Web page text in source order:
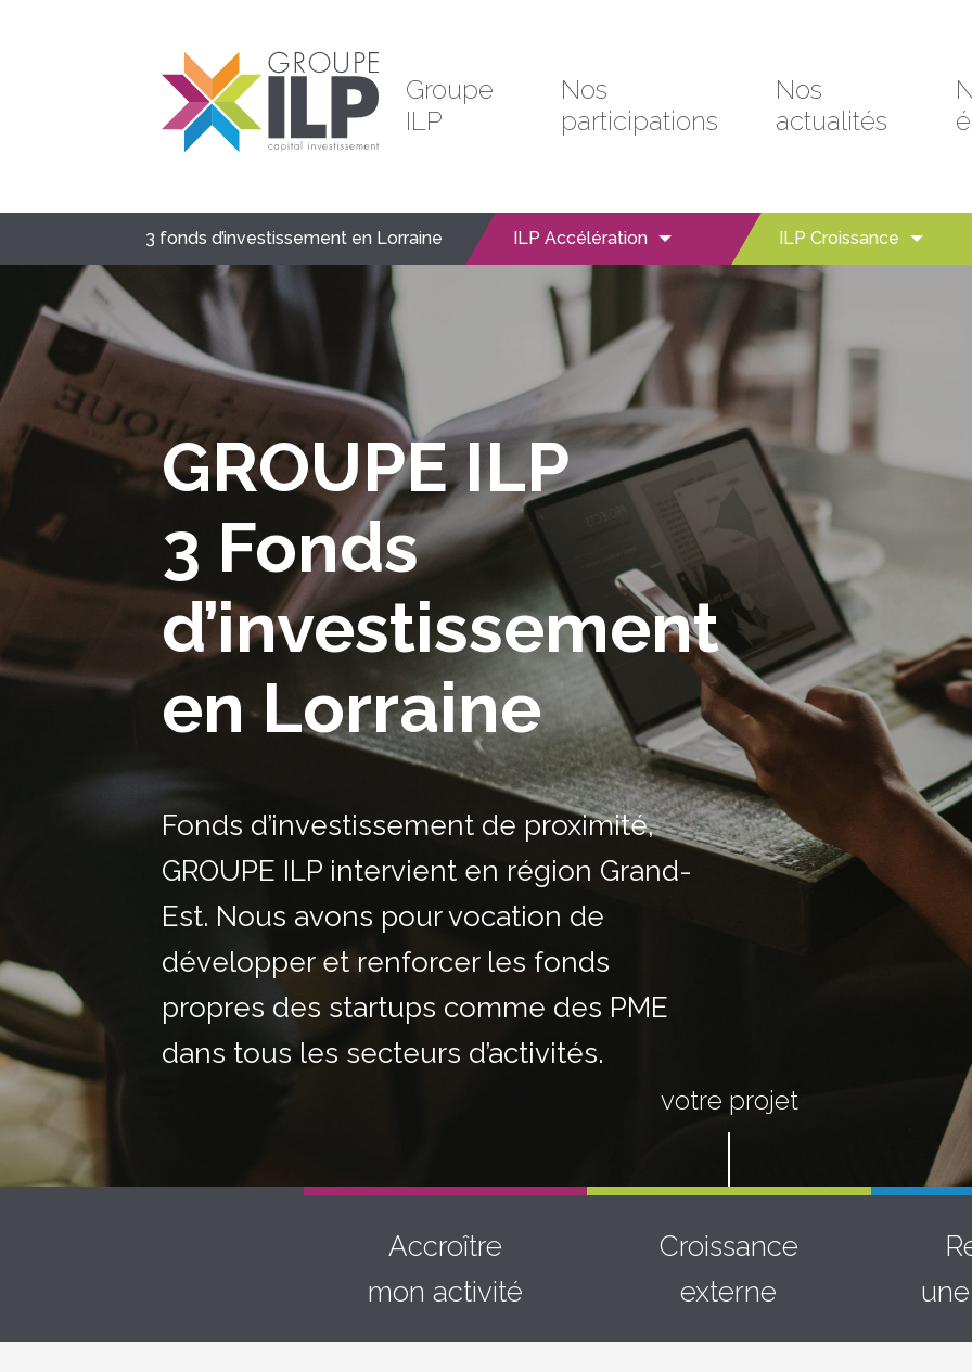
Groupe
ILP
Nos
participations
Nos
actualités
3 fonds d’investissement en Lorraine ILP Accélération ILP Croissance
GROUPE ILP
3 Fonds
d’investissement
en Lorraine
Fonds d’investissement de proximité,
GROUPE ILP intervient en région Grand-
Est. Nous avons pour vocation de
développer et renforcer les fonds
propres des startups comme des PME
dans tous les secteurs d’activités.
votre projet
Accroître
mon activité
Croissance
externe